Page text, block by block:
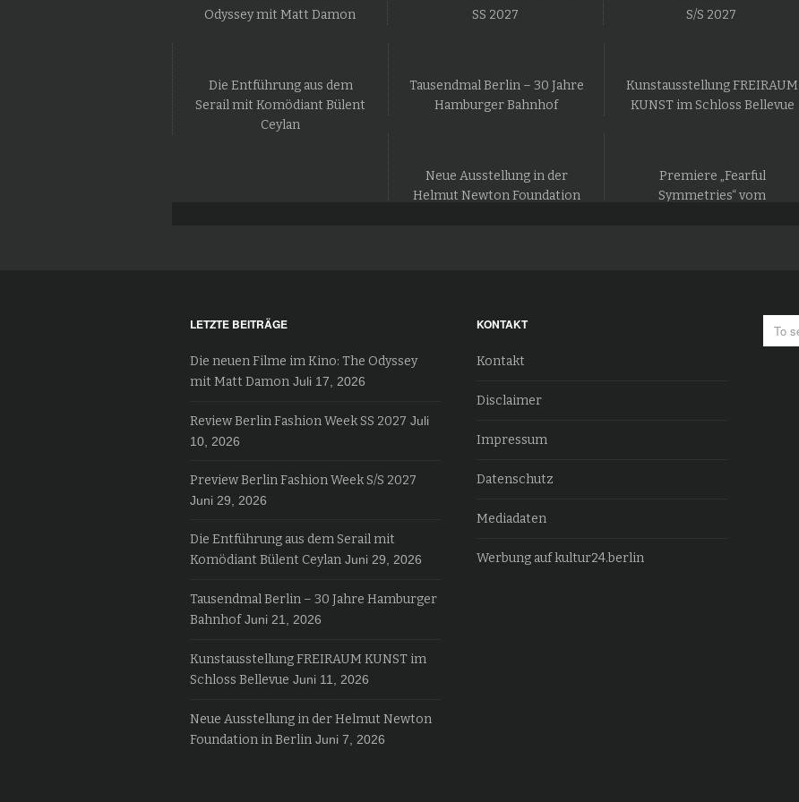
Odyssey mit Matt Damon
SS 2027
S/S 2027
Die Entführung aus dem
Serail mit Komödiant Bülent
Ceylan
Tausendmal Berlin – 30 Jahre
Hamburger Bahnhof
Kunstausstellung FREIRAUM
KUNST im Schloss Bellevue
Neue Ausstellung in der
Helmut Newton Foundation
Premiere „Fearful
Symmetries“ vom
LETZTE BEITRÄGE
Die neuen Filme im Kino: The Odyssey
mit Matt Damon Juli 17, 2026
Review Berlin Fashion Week SS 2027 Juli
10, 2026
Preview Berlin Fashion Week S/S 2027
Juni 29, 2026
Die Entführung aus dem Serail mit
Komödiant Bülent Ceylan Juni 29, 2026
Tausendmal Berlin – 30 Jahre Hamburger
Bahnhof Juni 21, 2026
Kunstausstellung FREIRAUM KUNST im
Schloss Bellevue Juni 11, 2026
Neue Ausstellung in der Helmut Newton
Foundation in Berlin Juni 7, 2026
KONTAKT
Kontakt
Disclaimer
Impressum
Datenschutz
Mediadaten
Werbung auf kultur24.berlin